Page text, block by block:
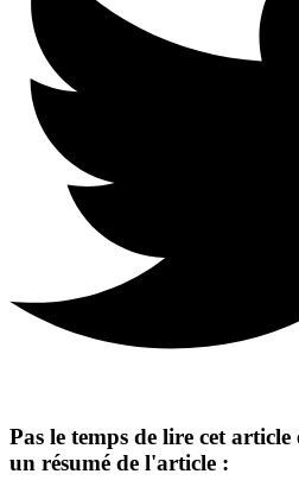
Pas le temps de lire cet
un résumé de l'article :